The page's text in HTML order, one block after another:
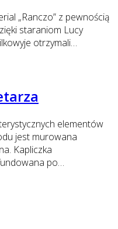
„Ranczo” z pewnością
staraniom Lucy
otrzymali…
elementów
jest murowana
Kapliczka
po…